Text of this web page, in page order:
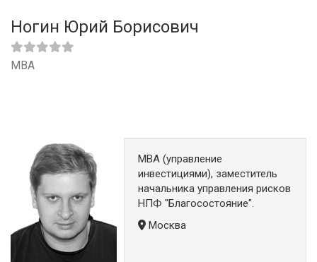
Ногин Юрий Борисович
MBA
MBA (управление
инвестициями), заместитель
начальника управления рисков
НПФ "Благосостояние".
Москва